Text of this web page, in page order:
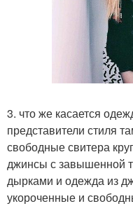
3. что же касается
представители стиля
свободные свитера
джинсы с завышенной
дырками и одежда из
укороченные и